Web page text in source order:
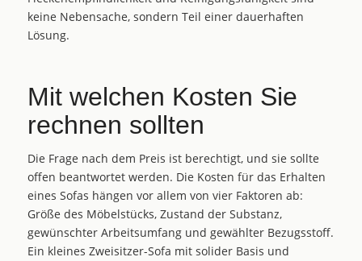
keine Nebensache, sondern Teil einer dauerhaften
Lösung.
Mit welchen Kosten Sie
rechnen sollten
Die Frage nach dem Preis ist berechtigt, und sie sollte
offen beantwortet werden. Die Kosten für das Erhalten
eines Sofas hängen vor allem von vier Faktoren ab:
Größe des Möbelstücks, Zustand der Substanz,
gewünschter Arbeitsumfang und gewählter Bezugsstoff.
Ein kleines Zweisitzer-Sofa mit solider Basis und